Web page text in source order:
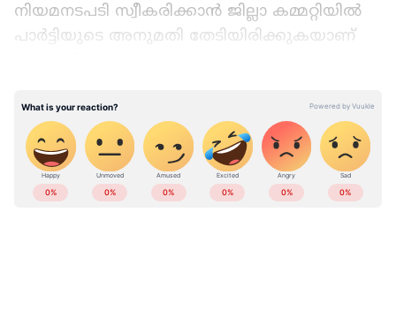
നിയമനടപടി സ്വീകരിക്കാൻ ജില്ലാ കമ്മറ്റിയിൽ
പാർട്ടിയുടെ അനുമതി തേടിയിരിക്കുകയാണ്
Source
മകനെ മാധ്യമങ്ങളിലൂടെ അവഹേളിച്ചെന്നും
ഇല്ലാത്ത കാര്യങ്ങൾ പറഞ്ഞ്